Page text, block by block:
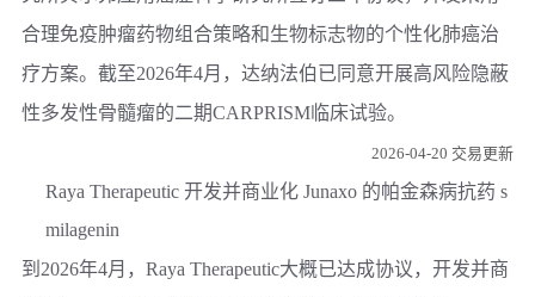
合理免疫肿瘤药物组合策略和生物标志物的个性化肺癌治
疗方案。截至2026年4月，达纳法伯已同意开展高风险隐蔽
性多发性骨髓瘤的二期CARPRISM临床试验。
2026-04-20 交易更新
Raya Therapeutic 开发并商业化 Junaxo 的帕金森病抗药 s
milagenin
到2026年4月，Raya Therapeutic大概已达成协议，开发并商